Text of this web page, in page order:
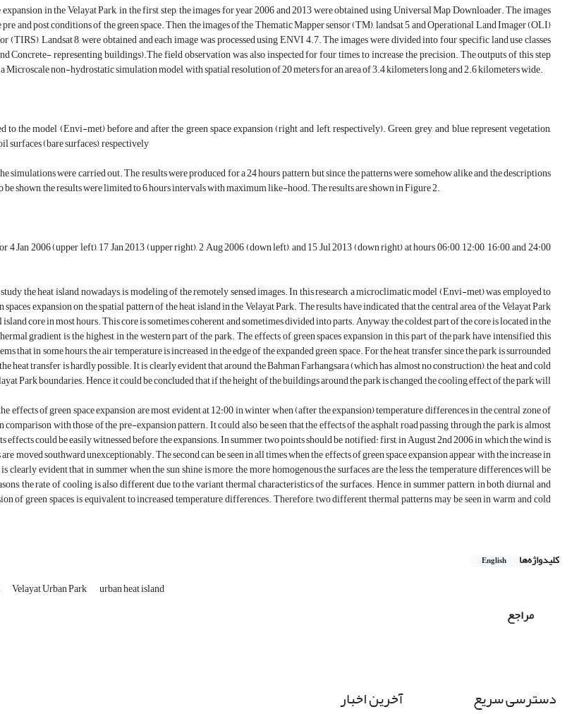
expansion in the Velayat Park, in the first step, the images for year 2006 and 2013 were obtained using Universal Map Downloader. The images
and post conditions of the green space. Then, the images of the Thematic Mapper sensor (TM), landsat 5, and Operational Land Imager (OLI)
(TIRS), Landsat 8, were obtained and each image was processed using ENVI 4.7. The images were divided into four specific land use classes
Concrete- representing buildings).The field observation was also inspected for four times to increase the precision. The outputs of this step
Microscale non-hydrostatic simulation model, with spatial resolution of 20 meters for an area of 3.4 kilometers long and 2.6 kilometers wide.
to the model (Envi-met) before and after the green space expansion (right and left, respectively). Green, grey, and blue represent vegetation,
surfaces (bare surfaces), respectively
simulations were carried out. The results were produced for a 24 hours pattern, but since the patterns were somehow alike and the descriptions
shown, the results were limited to 6 hours intervals with maximum like-hood. The results are shown in Figure 2.
Jan 2006 (upper left), 17 Jan 2013 (upper right), 2 Aug 2006 (down left), and 15 Jul 2013 (down right) at hours 06:00, 12:00, 16:00, and 24:00
the heat island, nowadays, is modeling of the remotely sensed images. In this research, a microclimatic model (Envi-met) was employed to
expansion on the spatial pattern of the heat island in the Velayat Park. The results have indicated that the central area of the Velayat Park
core in most hours. This core is sometimes coherent and sometimes divided into parts. Anyway, the coldest part of the core is located in the
gradient is the highest in the western part of the park. The effects of green spaces expansion in this part of the park have intensified this
that in some hours, the air temperature is increased in the edge of the expanded green space. For the heat transfer, since the park is surrounded
heat transfer is hardly possible. It is clearly evident that around the Bahman Farhangsara (which has almost no construction), the heat and cold
Park boundaries. Hence, it could be concluded that if the height of the buildings around the park is changed, the cooling effect of the park will
effects of green space expansion are most evident at 12:00 in winter when (after the expansion) temperature differences in the central zone of
with those of the pre-expansion pattern. It could also be seen that the effects of the asphalt road passing through the park is almost
effects could be easily witnessed before the expansions. In summer, two points should be notified: first, in August 2nd 2006 in which the wind is
moved southward unexceptionably. The second can be seen in all times when the effects of green space expansion appear with the increase in
clearly evident that in summer when the sun shine is more, the more homogenous the surfaces are the less the temperature differences will be
the rate of cooling is also different due to the variant thermal characteristics of the surfaces. Hence, in summer pattern, in both diurnal and
of green spaces is equivalent to increased temperature differences. Therefore, two different thermal patterns may be seen in warm and cold
کلیدواژه‌ها English
Velayat Urban Park urban heat island
مراجع
دسترسی سریع آخرین اخبار